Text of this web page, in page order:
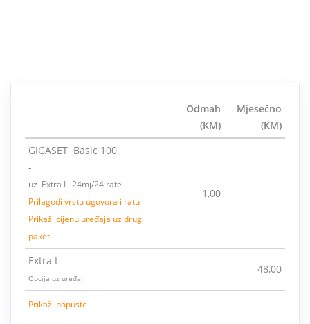
Odmah
(KM)
Mjesečno
(KM)
GIGASET Basic 100
-
uz Extra L 24mj/24 rate
Prilagodi vrstu ugovora i ratu
Prikaži cijenu uređaja uz drugi
paket
1,00
Extra L
Opcija uz uređaj
48,00
Prikaži popuste